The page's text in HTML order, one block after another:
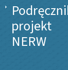
projekt
NERW